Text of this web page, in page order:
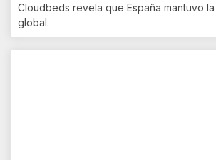
Cloudbeds revela que España mantuvo
global.